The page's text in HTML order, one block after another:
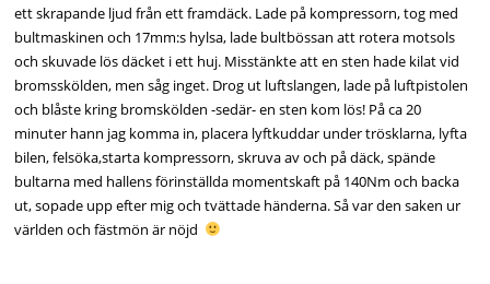
ett skrapande ljud från ett framdäck. Lade på kompressorn, tog med
bultmaskinen och 17mm:s hylsa, lade bultbössan att rotera motsols
och skuvade lös däcket i ett huj. Misstänkte att en sten hade kilat vid
bromsskölden, men såg inget. Drog ut luftslangen, lade på luftpistolen
och blåste kring bromskölden -sedär- en sten kom lös! På ca 20
minuter hann jag komma in, placera lyftkuddar under trösklarna, lyfta
bilen, felsöka,starta kompressorn, skruva av och på däck, spände
bultarna med hallens förinställda momentskaft på 140Nm och backa
ut, sopade upp efter mig och tvättade händerna. Så var den saken ur
världen och fästmön är nöjd